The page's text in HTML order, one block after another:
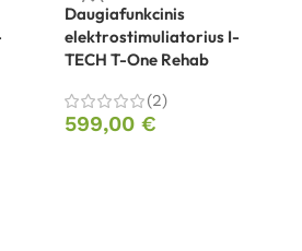
Daugiafunkcinis
elektrostimuliatorius I-
TECH T-One Rehab
(2)
599,00€